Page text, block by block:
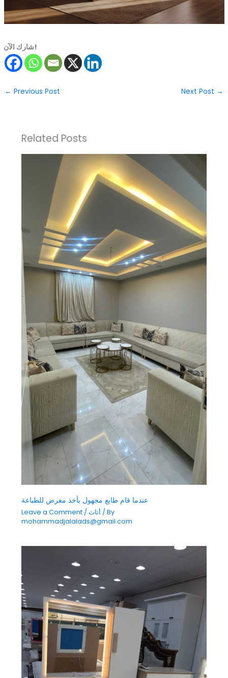
شارك الآن!
← Previous Post Next Post →
Related Posts
عندما قام طابع مجهول بأخذ معرض للطباعة
Leave a Comment / أثاث / By
mohammadjalalads@gmail.com